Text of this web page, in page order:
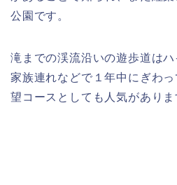
公園です。
滝までの渓流沿いの遊歩道は
家族連れなどで１年中にぎわ
望コースとしても人気がありま